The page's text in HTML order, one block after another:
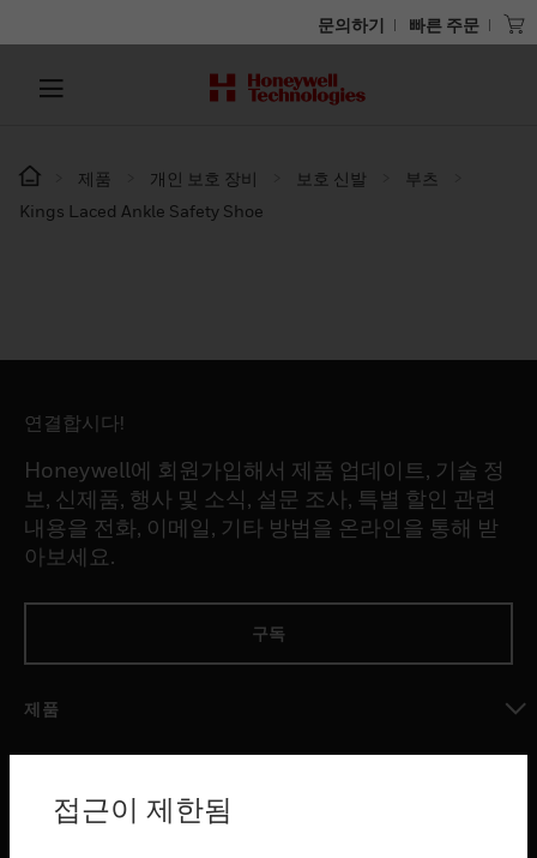
문의하기 빠른 주문
제품 개인 보호 장비 보호 신발
부츠
Kings Laced Ankle Safety Shoe
연결합시다!
Honeywell에 회원가입해서 제품 업데이트, 기술 정
보, 신제품, 행사 및 소식, 설문 조사, 특별 할인 관련
내용을 전화, 이메일, 기타 방법을 온라인을 통해 받
아보세요.
구독
제품
toggle view
toggle view
접근이 제한됨